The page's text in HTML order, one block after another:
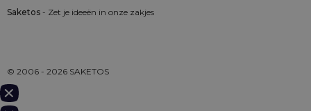
Saketos - Zet je ideeën in onze zakjes
© 2006 - 2026 SAKETOS